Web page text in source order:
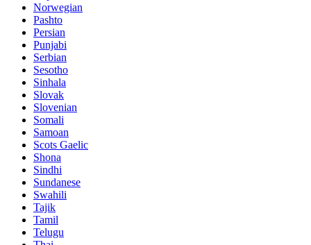
Norwegian
Pashto
Persian
Punjabi
Serbian
Sesotho
Sinhala
Slovak
Slovenian
Somali
Samoan
Scots Gaelic
Shona
Sindhi
Sundanese
Swahili
Tajik
Tamil
Telugu